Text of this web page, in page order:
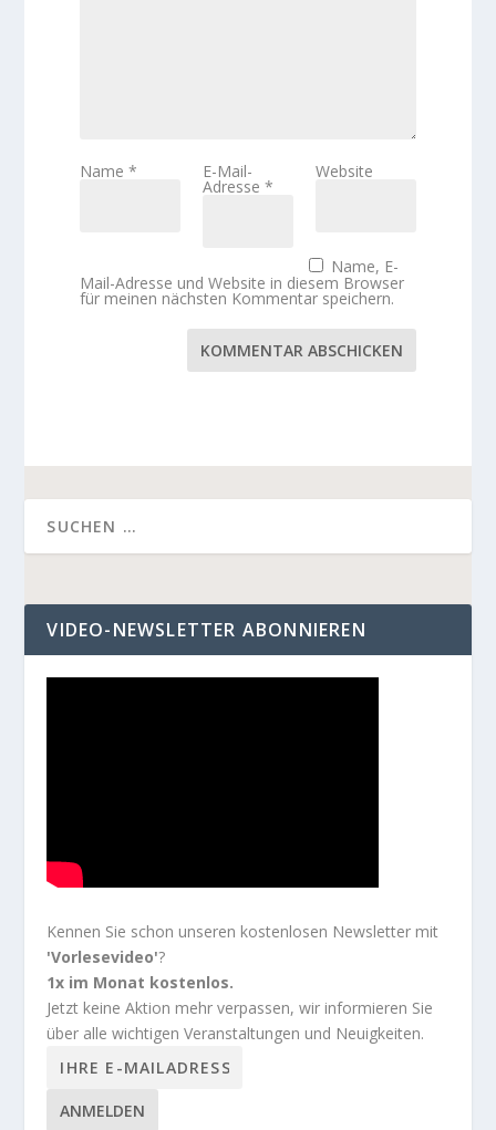
Name* E-Mail-
Adresse*
Website
Name, E-
Mail-Adresse und Website in diesem Browser
für meinen nächsten Kommentar speichern.
KOMMENTAR ABSCHICKEN
VIDEO-NEWSLETTER ABONNIEREN
Kennen Sie schon unseren kostenlosen Newsletter mit
'Vorlesevideo'?
1x im Monat kostenlos.
Jetzt keine Aktion mehr verpassen, wir informieren Sie
über alle wichtigen Veranstaltungen und Neuigkeiten.
ANMELDEN